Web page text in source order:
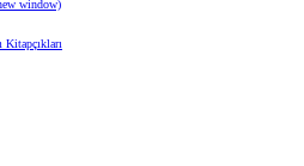
window)
Kitapçıkları